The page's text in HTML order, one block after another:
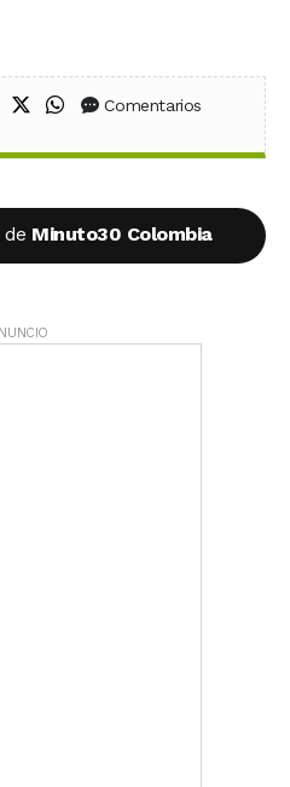
en Facebook
Compartir en X (Twitter)
Compartir en WhatsApp
Comentarios
de Minuto30 Colombia